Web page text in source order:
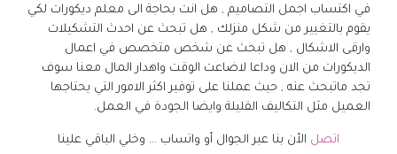
في اكتساب اجمل التصاميم , هل انت بحاجة الى معلم ديكورات لكي
يقوم بالتغيير من شكل منزلك , هل تبحث عن احدث التشكيلات
وارقى الاشكال , هل تبحث عن شخص متخصص في اعمال
الديكورات من الان وداعا لاضاعت الوقت واهدار المال معنا سوف
تجد ماتبحث عنه , حيث عملنا على توفير اكثر الامور التي يحتاجها
العميل مثل التكاليف القليلة وايضا الجودة في العمل.
اتصل الأن بنا عبر الجوال أو واتساب … وخلي الباقي علينا